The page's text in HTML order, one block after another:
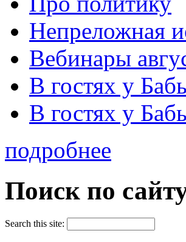
Непреложная
Вебинары
В гостях у
В гостях у
подробнее
Поиск по
Search this site: